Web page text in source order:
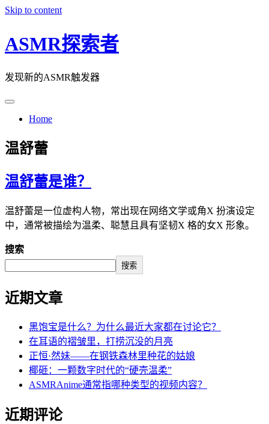
Skip to content
ASMR探索者
发现新的ASMR触发器
Home
温舒蕾
温舒蕾是谁？
温舒蕾是一位虚构人物，常出现在网络文学或角X 扮演设定
中，通常被描绘为温柔、聪慧且具有坚韧X 格的女X 形象。
搜索
搜索
近期文章
黑饱宝是什么？为什么最近大家都在讨论它？
在耳语的褶皱里，打捞沉没的月亮
正恒·然妹——在钢铁森林里种花的姑娘
椰砸：一颗数字时代的“硬壳温柔”
ASMRAnime通常指哪种类型的视频内容？
近期评论